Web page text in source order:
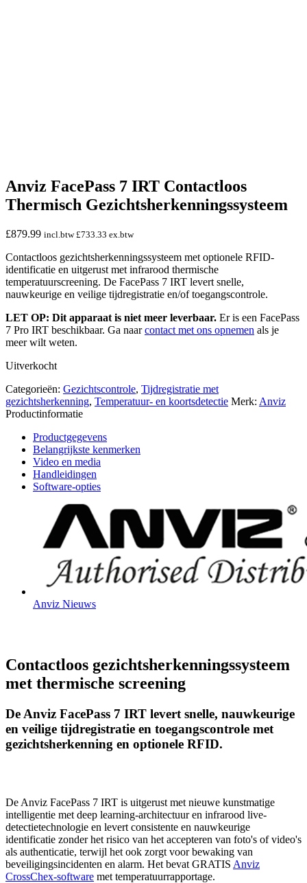
Anviz FacePass 7 IRT Contactloos
Thermisch Gezichtsherkenningssysteem
£879.99 incl.btw£733.33 ex.btw
Contactloos gezichtsherkenningssysteem met optionele RFID-
identificatie en uitgerust met infrarood thermische
temperatuurscreening. De FacePass 7 IRT levert snelle,
nauwkeurige en veilige tijdregistratie en/of toegangscontrole.
LET OP: Dit apparaat is niet meer leverbaar. Er is een FacePass
7 Pro IRT beschikbaar. Ga naarcontact met ons opnemen als je
meer wilt weten.
Uitverkocht
Categorieën: Gezichtscontrole, Tijdregistratie met
gezichtsherkenning, Temperatuur- en koortsdetectie Merk: Anviz
Productinformatie
Productgegevens
Belangrijkste kenmerken
Video en media
Handleidingen
Software-opties
Anviz Nieuws
Contactloos gezichtsherkenningssysteem
met thermische screening
De Anviz FacePass 7 IRT levert snelle, nauwkeurige
en veilige tijdregistratie en toegangscontrole met
gezichtsherkenning en optionele RFID.
De Anviz FacePass 7 IRT is uitgerust met nieuwe kunstmatige
intelligentie met deep learning-architectuur en infrarood live-
detectietechnologie en levert consistente en nauwkeurige
identificatie zonder het risico van het accepteren van foto's of video's
als authenticatie, terwijl het ook zorgt voor bewaking van
beveiligingsincidenten en alarm. Het bevat GRATIS Anviz
CrossChex-software met temperatuurrapportage.